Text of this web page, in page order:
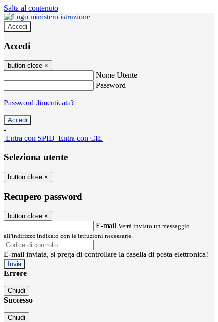
Salta al contenuto
Accedi
Accedi
button close ×
Nome Utente
Password
Password dimenticata?
-
Entra con SPID Entra con CIE
Seleziona utente
button close ×
Recupero password
button close ×
E-mail Verrà inviato un messaggio
all'indirizzo indicato con le istruzioni necessarie.
E-mail inviata, si prega di controllare la casella di posta elettronica!
Errore
Chiudi
Successo
Chiudi